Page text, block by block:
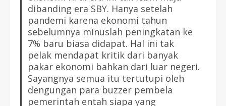
dibanding era SBY. Hanya setelah
pandemi karena ekonomi tahun
sebelumnya minuslah peningkatan ke
7% baru biasa didapat. Hal ini tak
pelak mendapat kritik dari banyak
pakar ekonomi bahkan dari luar negeri.
Sayangnya semua itu tertutupi oleh
dengungan para buzzer pembela
pemerintah entah siapa yang